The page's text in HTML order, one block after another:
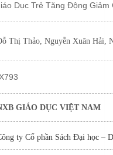
Dục Trẻ Tăng Động
Thị Thảo, Nguyễn Xuân Hải,
GIÁO DỤC VIỆT NAM
ty Cổ phần Sách Đại học –